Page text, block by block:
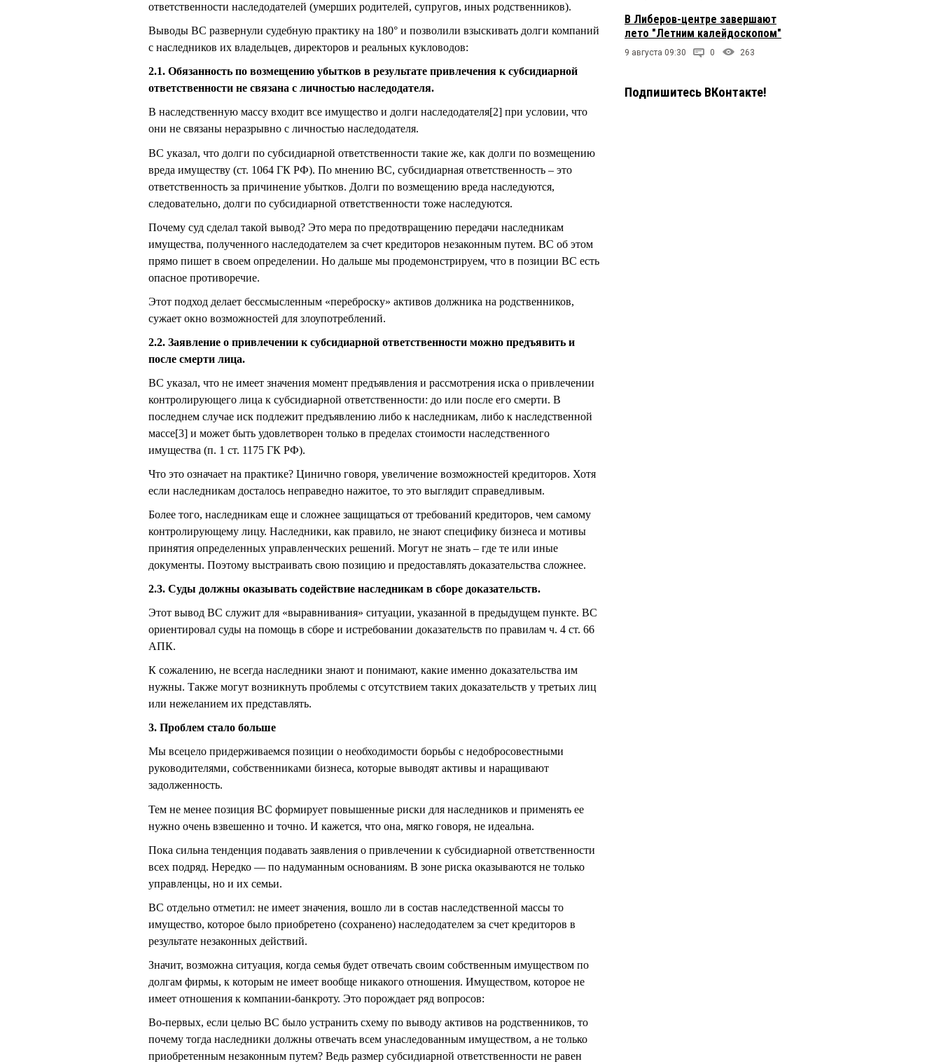
ответственности наследодателей (умерших родителей, супругов, иных родственников).
Выводы ВС развернули судебную практику на 180° и позволили взыскивать долги компаний
с наследников их владельцев, директоров и реальных кукловодов:
2.1. Обязанность по возмещению убытков в результате привлечения к субсидиарной
ответственности не связана с личностью наследодателя.
В наследственную массу входит все имущество и долги наследодателя[2] при условии, что
они не связаны неразрывно с личностью наследодателя.
ВС указал, что долги по субсидиарной ответственности такие же, как долги по возмещению
вреда имуществу (ст. 1064 ГК РФ). По мнению ВС, субсидиарная ответственность – это
ответственность за причинение убытков. Долги по возмещению вреда наследуются,
следовательно, долги по субсидиарной ответственности тоже наследуются.
Почему суд сделал такой вывод? Это мера по предотвращению передачи наследникам
имущества, полученного наследодателем за счет кредиторов незаконным путем. ВС об этом
прямо пишет в своем определении. Но дальше мы продемонстрируем, что в позиции ВС есть
опасное противоречие.
Этот подход делает бессмысленным «переброску» активов должника на родственников,
сужает окно возможностей для злоупотреблений.
2.2. Заявление о привлечении к субсидиарной ответственности можно предъявить и
после смерти лица.
ВС указал, что не имеет значения момент предъявления и рассмотрения иска о привлечении
контролирующего лица к субсидиарной ответственности: до или после его смерти. В
последнем случае иск подлежит предъявлению либо к наследникам, либо к наследственной
массе[3] и может быть удовлетворен только в пределах стоимости наследственного
имущества (п. 1 ст. 1175 ГК РФ).
Что это означает на практике? Цинично говоря, увеличение возможностей кредиторов. Хотя
если наследникам досталось неправедно нажитое, то это выглядит справедливым.
Более того, наследникам еще и сложнее защищаться от требований кредиторов, чем самому
контролирующему лицу. Наследники, как правило, не знают специфику бизнеса и мотивы
принятия определенных управленческих решений. Могут не знать – где те или иные
документы. Поэтому выстраивать свою позицию и предоставлять доказательства сложнее.
2.3. Суды должны оказывать содействие наследникам в сборе доказательств.
Этот вывод ВС служит для «выравнивания» ситуации, указанной в предыдущем пункте. ВС
ориентировал суды на помощь в сборе и истребовании доказательств по правилам ч. 4 ст. 66
АПК.
К сожалению, не всегда наследники знают и понимают, какие именно доказательства им
нужны. Также могут возникнуть проблемы с отсутствием таких доказательств у третьих лиц
или нежеланием их представлять.
3. Проблем стало больше
Мы всецело придерживаемся позиции о необходимости борьбы с недобросовестными
руководителями, собственниками бизнеса, которые выводят активы и наращивают
задолженность.
Тем не менее позиция ВС формирует повышенные риски для наследников и применять ее
нужно очень взвешенно и точно. И кажется, что она, мягко говоря, не идеальна.
Пока сильна тенденция подавать заявления о привлечении к субсидиарной ответственности
всех подряд. Нередко — по надуманным основаниям. В зоне риска оказываются не только
управленцы, но и их семьи.
ВС отдельно отметил: не имеет значения, вошло ли в состав наследственной массы то
имущество, которое было приобретено (сохранено) наследодателем за счет кредиторов в
результате незаконных действий.
Значит, возможна ситуация, когда семья будет отвечать своим собственным имуществом по
долгам фирмы, к которым не имеет вообще никакого отношения. Имуществом, которое не
имеет отношения к компании-банкроту. Это порождает ряд вопросов:
Во-первых, если целью ВС было устранить схему по выводу активов на родственников, то
почему тогда наследники должны отвечать всем унаследованным имуществом, а не только
приобретенным незаконным путем? Ведь размер субсидиарной ответственности не равен
В Либеров-центре завершают
лето "Летним калейдоскопом"
9 августа 09:30 0 263
Подпишитесь ВКонтакте!